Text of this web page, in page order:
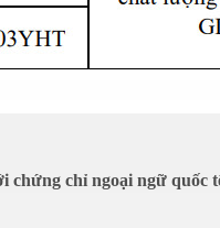
chỉ ngoại ngữ quốc